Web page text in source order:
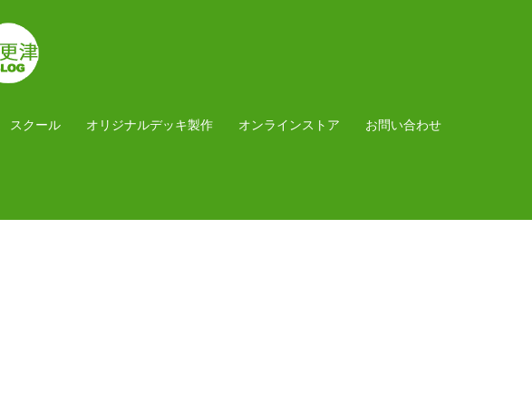
スクール オリジナルデッキ製作 オンラインストア お問い合わせ